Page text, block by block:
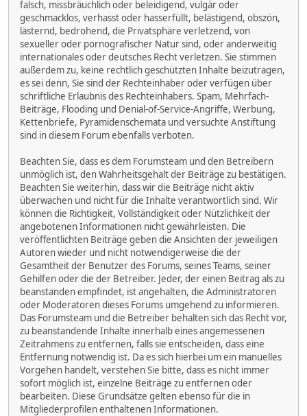
falsch, missbräuchlich oder beleidigend, vulgär oder
geschmacklos, verhasst oder hasserfüllt, belästigend, obszön,
lästernd, bedrohend, die Privatsphäre verletzend, von
sexueller oder pornografischer Natur sind, oder anderweitig
internationales oder deutsches Recht verletzen. Sie stimmen
außerdem zu, keine rechtlich geschützten Inhalte beizutragen,
es sei denn, Sie sind der Rechteinhaber oder verfügen über
schriftliche Erlaubnis des Rechteinhabers. Spam, Mehrfach-
Beiträge, Flooding und Denial-of-Service-Angriffe, Werbung,
Kettenbriefe, Pyramidenschemata und versuchte Anstiftung
sind in diesem Forum ebenfalls verboten.
Beachten Sie, dass es dem Forumsteam und den Betreibern
unmöglich ist, den Wahrheitsgehalt der Beiträge zu bestätigen.
Beachten Sie weiterhin, dass wir die Beiträge nicht aktiv
überwachen und nicht für die Inhalte verantwortlich sind. Wir
können die Richtigkeit, Vollständigkeit oder Nützlichkeit der
angebotenen Informationen nicht gewährleisten. Die
veröffentlichten Beiträge geben die Ansichten der jeweiligen
Autoren wieder und nicht notwendigerweise die der
Gesamtheit der Benutzer des Forums, seines Teams, seiner
Gehilfen oder die der Betreiber. Jeder, der einen Beitrag als zu
beanstanden empfindet, ist angehalten, die Administratoren
oder Moderatoren dieses Forums umgehend zu informieren.
Das Forumsteam und die Betreiber behalten sich das Recht vor,
zu beanstandende Inhalte innerhalb eines angemessenen
Zeitrahmens zu entfernen, falls sie entscheiden, dass eine
Entfernung notwendig ist. Da es sich hierbei um ein manuelles
Vorgehen handelt, verstehen Sie bitte, dass es nicht immer
sofort möglich ist, einzelne Beiträge zu entfernen oder
bearbeiten. Diese Grundsätze gelten ebenso für die in
Mitgliederprofilen enthaltenen Informationen.